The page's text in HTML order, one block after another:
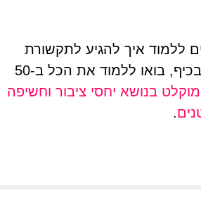
ללמוד איך להגיע לתקשורת
בעצמכם, בקלות ובכיף, בואו ללמוד את הכל ב-50
בנושא יחסי ציבור וחשיפה
.